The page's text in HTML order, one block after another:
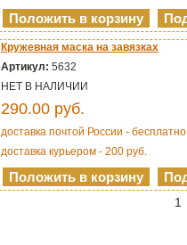
Кружевная маска на завязках
Артикул: 5632
НЕТ В НАЛИЧИИ
290.00 руб.
доставка почтой России - бесплатно
доставка курьером - 200 руб.
1